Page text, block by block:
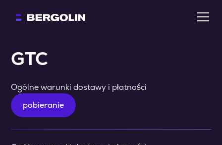
GTC
Ogólne warunki dostawy i płatności
pobieranie